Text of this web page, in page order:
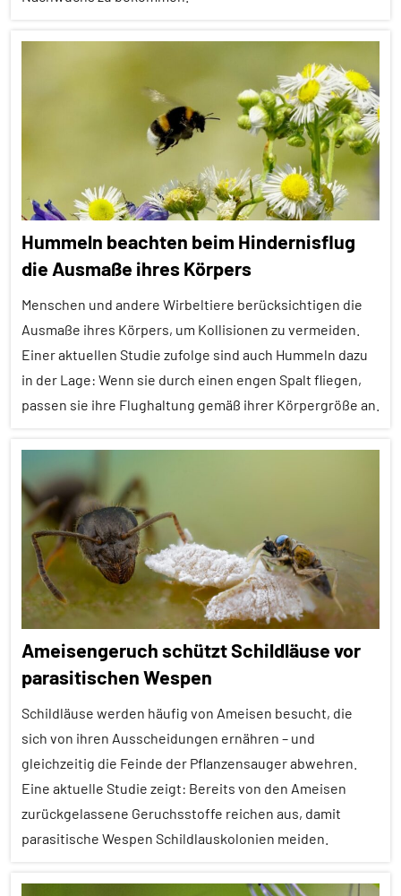
Alle
Tiergruppen
Forschung
aktuell
Fortpflanzung
Insekten
Konkurrenz
Soziale
Wirbellose
Hummeln beachten beim Hindernisflug
die Ausmaße ihres Körpers
Menschen und andere Wirbeltiere berücksichtigen die
Ausmaße ihres Körpers, um Kollisionen zu vermeiden.
Einer aktuellen Studie zufolge sind auch Hummeln dazu
in der Lage: Wenn sie durch einen engen Spalt fliegen,
passen sie ihre Flughaltung gemäß ihrer Körpergröße an.
Artikel
Alle
Themen
Alle
Tiergruppen
Empfohlene
Artikel
Forschung
Insekten
Lernen
und
Kognition
Wirbellose
Ameisengeruch schützt Schildläuse vor
parasitischen Wespen
Schildläuse werden häufig von Ameisen besucht, die
sich von ihren Ausscheidungen ernähren – und
gleichzeitig die Feinde der Pflanzensauger abwehren.
Eine aktuelle Studie zeigt: Bereits von den Ameisen
zurückgelassene Geruchsstoffe reichen aus, damit
parasitische Wespen Schildlauskolonien meiden.